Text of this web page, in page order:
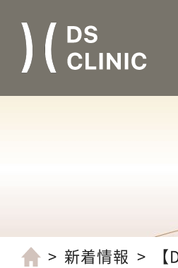
新着情報